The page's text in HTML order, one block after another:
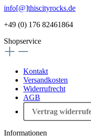
info[@]thiscityrocks.de
+49 (0) 176 82461864
Shopservice
Kontakt
Versandkosten
Widerrufrecht
AGB
Vertrag
Informationen